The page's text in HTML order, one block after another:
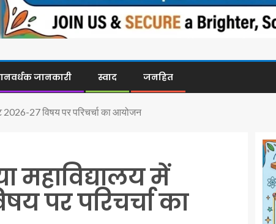
जानकारी स्वाद जनहित
2026-27 विषय पर परिचर्चा का आयोजन
महाविद्यालय में
पर परिचर्चा का